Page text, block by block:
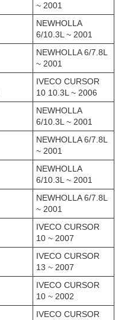
~ 2001
NEWHOLLA
6/10.3L ~ 2001
NEWHOLLA 6/7.8L
~ 2001
IVECO CURSOR
10 10.3L ~ 2006
NEWHOLLA
6/10.3L ~ 2001
NEWHOLLA 6/7.8L
~ 2001
NEWHOLLA
6/10.3L ~ 2001
NEWHOLLA 6/7.8L
~ 2001
IVECO CURSOR
10 ~ 2007
IVECO CURSOR
13 ~ 2007
IVECO CURSOR
10 ~ 2002
IVECO CURSOR